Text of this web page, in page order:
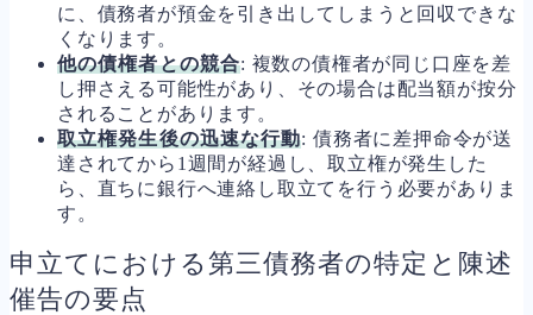
に、債務者が預金を引き出してしまうと回収できな
くなります。
他の債権者との競合: 複数の債権者が同じ口座を差
し押さえる可能性があり、その場合は配当額が按分
されることがあります。
取立権発生後の迅速な行動: 債務者に差押命令が送
達されてから1週間が経過し、取立権が発生した
ら、直ちに銀行へ連絡し取立てを行う必要がありま
す。
申立てにおける第三債務者の特定と陳述
催告の要点